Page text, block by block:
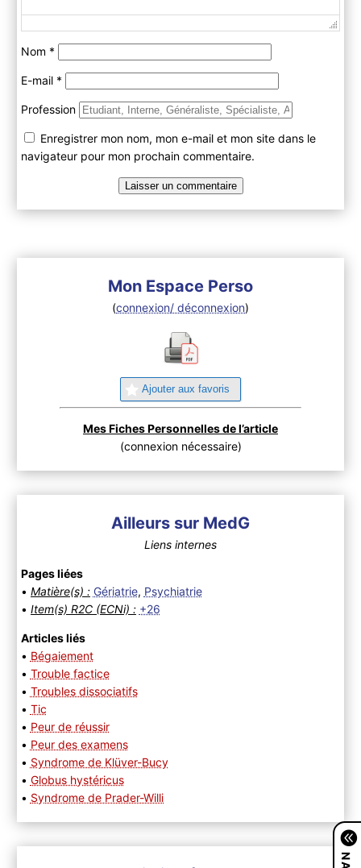
Nom *
E-mail *
Profession
Enregistrer mon nom, mon e-mail et mon site dans le
navigateur pour mon prochain commentaire.
Mon Espace Perso
(connexion/ déconnexion)
Ajouter aux favoris
Mes Fiches Personnelles de l’article
(connexion nécessaire)
Ailleurs sur MedG
Liens internes
Pages liées
• Matière(s) : Gériatrie, Psychiatrie
• Item(s) R2C (ECNi) : +26
Articles liés
• Bégaiement
• Trouble factice
• Troubles dissociatifs
• Tic
• Peur de réussir
• Peur des examens
• Syndrome de Klüver-Bucy
• Globus hystéricus
• Syndrome de Prader-Willi